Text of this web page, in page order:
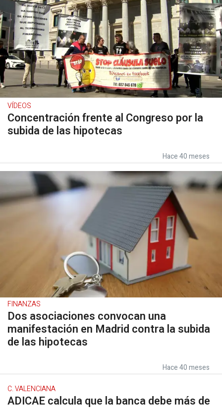
VÍDEOS
Concentración frente al Congreso por la
subida de las hipotecas
Hace 40 meses
FINANZAS
Dos asociaciones convocan una
manifestación en Madrid contra la subida
de las hipotecas
Hace 40 meses
C. VALENCIANA
ADICAE calcula que la banca debe más de